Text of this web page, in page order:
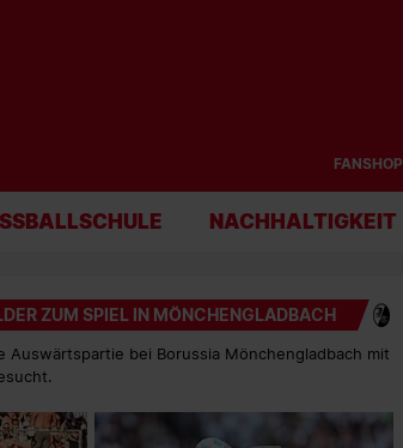
FANSHOP
NACHHALTIGKEIT
ZUM SPIEL IN MÖNCHENGLADBACH
Auswärtspartie bei Borussia Mönchengladbach mit